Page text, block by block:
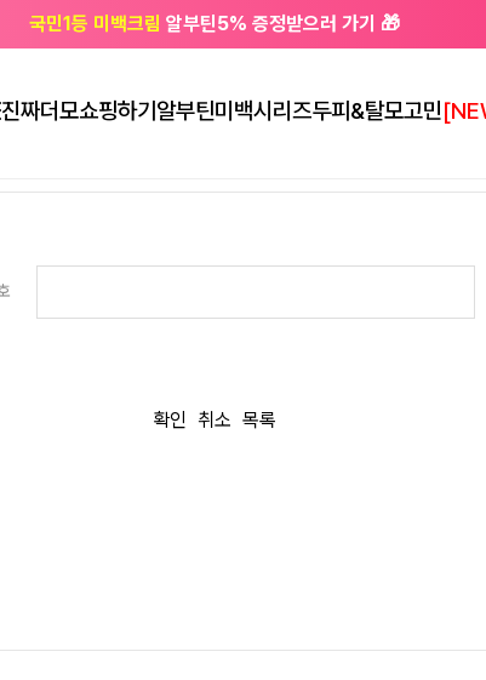
국민1등 미백크림 알부틴5% 증정받으러 가기 🎁
진짜더모쇼핑하기 알부틴미백시리즈두피&탈모고민
확인 취소 목록